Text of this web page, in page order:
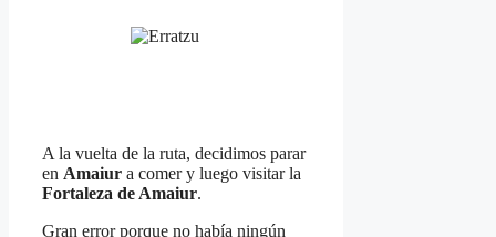
A la vuelta de la ruta, decidimos parar
en Amaiur a comer y luego visitar la
Fortaleza de Amaiur.
Gran error porque no había ningún